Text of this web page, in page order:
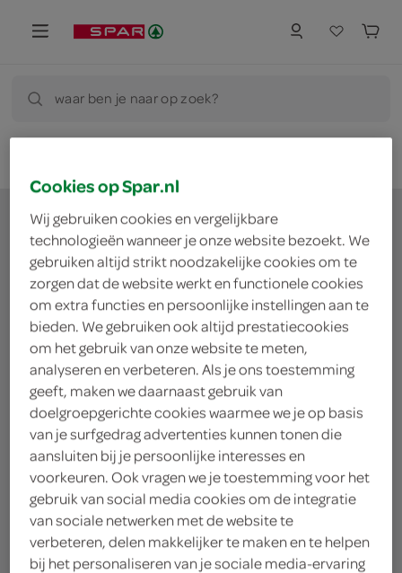
waar ben je naar op zoek?
waar doe jij je
boodschappen?
Je bestelt de boodschappen bij de lokale SPAR in
jouw buurt. Het assortiment varieert per SPAR
winkel, daarom willen we graag weten waar jij je
boodschappen doet.
kies je winkel
Cookies op Spar.nl
Wij gebruiken cookies en vergelijkbare
technologieën wanneer je onze website bezoekt. We
gebruiken altijd strikt noodzakelijke cookies om te
zorgen dat de website werkt en functionele cookies
om extra functies en persoonlijke instellingen aan te
bieden. We gebruiken ook altijd prestatiecookies
om het gebruik van onze website te meten,
analyseren en verbeteren. Als je ons toestemming
geeft, maken we daarnaast gebruik van
doelgroepgerichte cookies waarmee we je op basis
van je surfgedrag advertenties kunnen tonen die
aansluiten bij je persoonlijke interesses en
voorkeuren. Ook vragen we je toestemming voor het
gebruik van social media cookies om de integratie
van sociale netwerken met de website te
verbeteren, delen makkelijker te maken en te helpen
bij het personaliseren van je sociale media-ervaring